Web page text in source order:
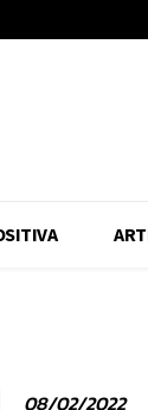
08/02/2022